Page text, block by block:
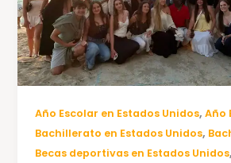
Año Escolar en Estados Unidos,Año
Bachillerato en Estados Unidos,
Becas deportivas en Estados Unidos,